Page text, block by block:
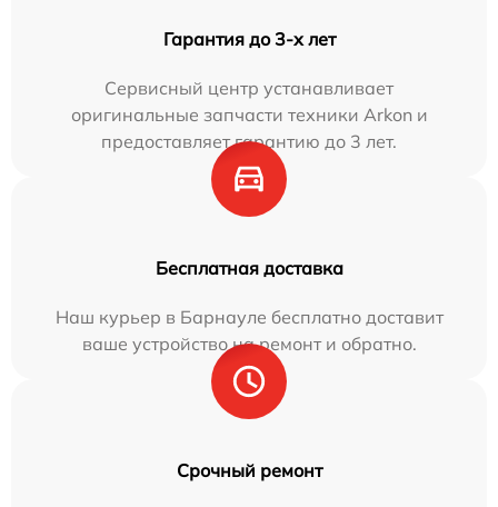
Гарантия до 3-х лет
Сервисный центр устанавливает
оригинальные запчасти техники Arkon и
предоставляет гарантию до 3 лет.
Бесплатная доставка
Наш курьер в Барнауле бесплатно доставит
ваше устройство на ремонт и обратно.
Срочный ремонт